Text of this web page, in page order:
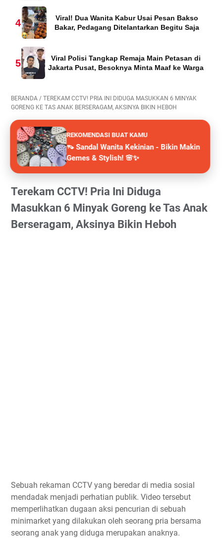
4
Viral! Dua Wanita Kabur Usai Pesan Bakso
Bakar, Pedagang Ditelantarkan Begitu Saja
5
Viral Polisi Tangkap Remaja Main Petasan di
Jakarta Pusat, Besoknya Minta Maaf ke Warga
BERANDA / TEREKAM CCTV! PRIA INI DIDUGA MASUKKAN 6 MINYAK
GORENG KE TAS ANAK BERSERAGAM, AKSINYA BIKIN HEBOH
REKOMENDASI BUAT KAMU
👡 Sandal Wanita Kekinian - Bikin Makin
Gemes & Stylish! 🌸✨
Terekam CCTV! Pria Ini Diduga
Masukkan 6 Minyak Goreng ke Tas Anak
Berseragam, Aksinya Bikin Heboh
Sebuah rekaman CCTV yang beredar di media sosial
mendadak menjadi perhatian publik. Video tersebut
memperlihatkan dugaan aksi pencurian di sebuah
minimarket yang dilakukan oleh seorang pria bersama
seorang anak yang diduga merupakan anaknya.